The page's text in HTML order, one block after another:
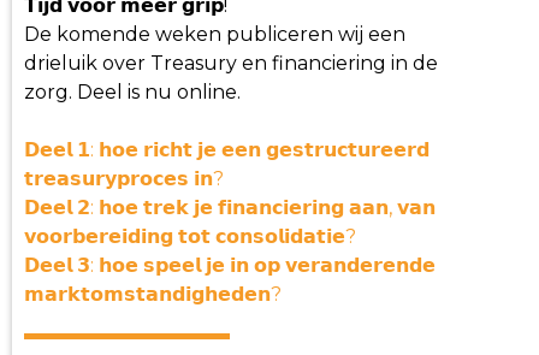
𝗧𝗶𝗷𝗱 𝘃𝗼𝗼𝗿 𝗺𝗲𝗲𝗿 𝗴𝗿𝗶𝗽!
De komende weken publiceren wij een
drieluik over Treasury en financiering in de
zorg. Deel is nu online.
𝗗𝗲𝗲𝗹 𝟭: 𝗵𝗼𝗲 𝗿𝗶𝗰𝗵𝘁 𝗷𝗲 𝗲𝗲𝗻 𝗴𝗲𝘀𝘁𝗿𝘂𝗰𝘁𝘂𝗿𝗲𝗲𝗿𝗱
𝘁𝗿𝗲𝗮𝘀𝘂𝗿𝘆𝗽𝗿𝗼𝗰𝗲𝘀 𝗶𝗻?
𝗗𝗲𝗲𝗹 𝟮: 𝗵𝗼𝗲 𝘁𝗿𝗲𝗸 𝗷𝗲 𝗳𝗶𝗻𝗮𝗻𝗰𝗶𝗲𝗿𝗶𝗻𝗴 𝗮𝗮𝗻, 𝘃𝗮𝗻
𝘃𝗼𝗼𝗿𝗯𝗲𝗿𝗲𝗶𝗱𝗶𝗻𝗴 𝘁𝗼𝘁 𝗰𝗼𝗻𝘀𝗼𝗹𝗶𝗱𝗮𝘁𝗶𝗲?
𝗗𝗲𝗲𝗹 𝟯: 𝗵𝗼𝗲 𝘀𝗽𝗲𝗲𝗹 𝗷𝗲 𝗶𝗻 𝗼𝗽 𝘃𝗲𝗿𝗮𝗻𝗱𝗲𝗿𝗲𝗻𝗱𝗲
𝗺𝗮𝗿𝗸𝘁𝗼𝗺𝘀𝘁𝗮𝗻𝗱𝗶𝗴𝗵𝗲𝗱𝗲𝗻?